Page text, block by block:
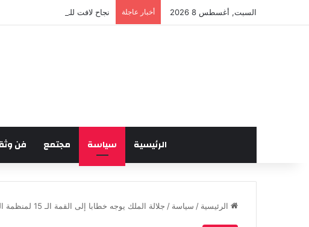
السبت, أغسطس 8 2026 أخبار عاجلة نجاح لافت للدورة الخامسة من
الرئيسية سياسة مجتمع فن
الرئيسية / سياسة / جلالة الملك يوجه خطابا إلى القمة الـ 15 لمنظمة التعاون الإسلامي